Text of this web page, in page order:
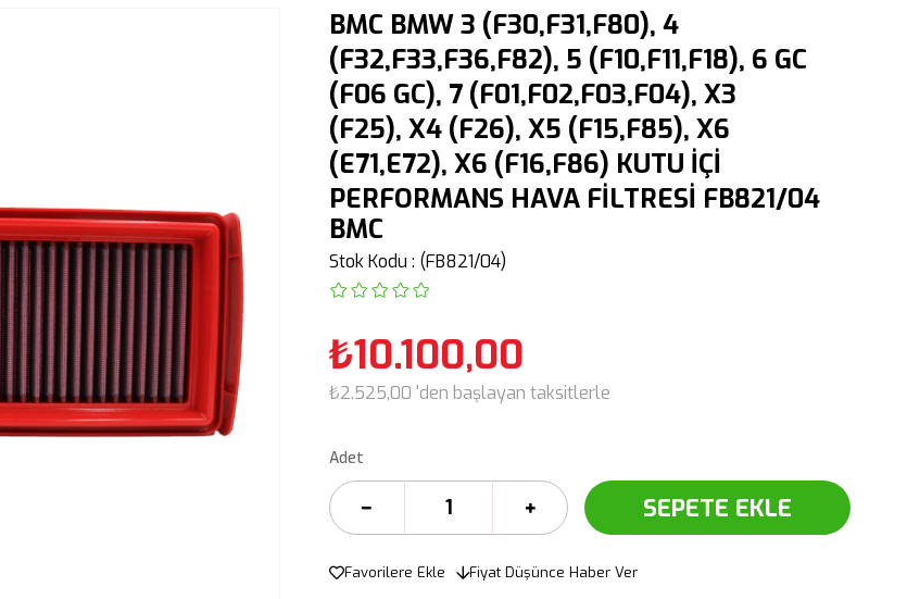
BMC BMW 3 (F30,F31,F80), 4
(F32,F33,F36,F82), 5 (F10,F11,F18), 6 GC
(F06 GC), 7 (F01,F02,F03,F04), X3
(F25), X4 (F26), X5 (F15,F85), X6
(E71,E72), X6 (F16,F86) KUTU İÇİ
PERFORMANS HAVA FİLTRESİ FB821/04
BMC
Stok Kodu (FB821/04)
₺10.100,00
₺2.525,00 'den başlayan taksitlerle
Adet
Favorilere Ekle Fiyat Düşünce Haber Ver